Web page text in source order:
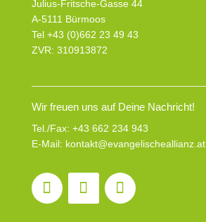
Julius-Fritsche-Gasse 44
A-5111 Bürmoos
Tel +43 (0)662 23 49 43
ZVR: 310913872
Wir freuen uns auf Deine Nachricht!
Tel./Fax: +43 662 234 943
E-Mail: kontakt@evangelischeallianz.at